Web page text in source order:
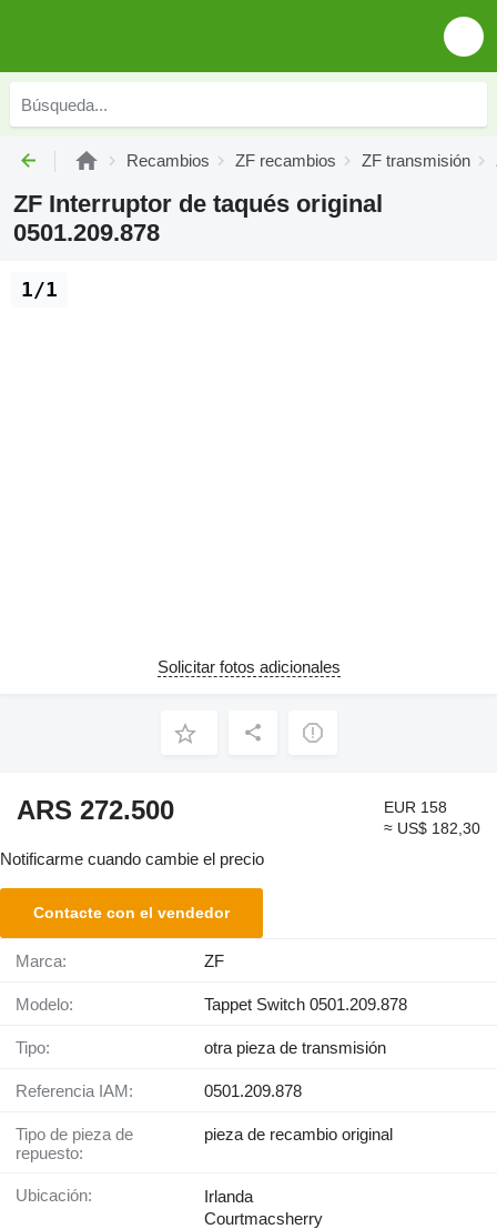
Recambios ZF recambios ZF transmisión
ZF Interruptor de taqués original
0501.209.878
1/1
Solicitar fotos adicionales
ARS 272.500
EUR 158
≈ US$ 182,30
Notificarme cuando cambie el precio
Contacte con el vendedor
Marca: ZF
Modelo: Tappet Switch 0501.209.878
Tipo: otra pieza de transmisión
Referencia IAM: 0501.209.878
Tipo de pieza de
repuesto:
pieza de recambio original
Ubicación:
Irlanda
Courtmacsherry